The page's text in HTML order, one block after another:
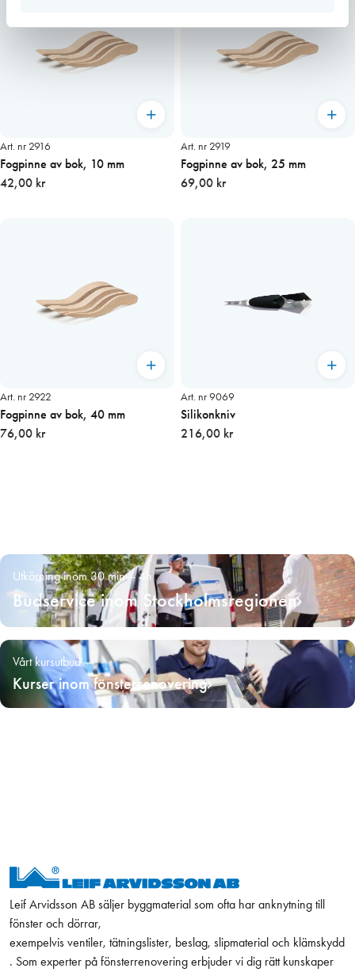
Art. nr 2916
Fogpinne av bok, 10 mm
42,00 kr
Art. nr 2919
Fogpinne av bok, 25 mm
69,00 kr
Art. nr 2922
Fogpinne av bok, 40 mm
76,00 kr
Art. nr 9069
Silikonkniv
216,00 kr
Utkörning inom 30 min – 4h
Budservice inom Stockholmsregionen
Vårt kursutbud
Kurser inom fönsterrenovering
Leif Arvidsson AB säljer byggmaterial som ofta har anknytning till
fönster och dörrar,
exempelvis ventiler, tätningslister, beslag, slipmaterial och klämskydd
. Som experter på fönsterrenovering erbjuder vi dig rätt kunskaper